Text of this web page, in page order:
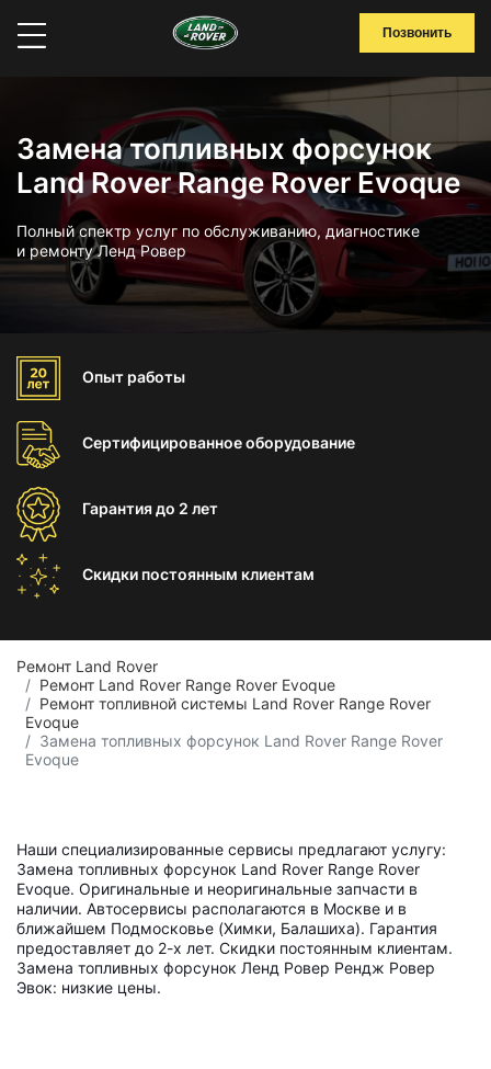
Позвонить
Замена топливных форсунок
Land Rover Range Rover Evoque
Полный спектр услуг по обслуживанию, диагностике
и ремонту Ленд Ровер
Опыт работы
Сертифицированноеоборудование
Гарантиядо 2 лет
Скидки постоянным клиентам
Ремонт Land Rover
Ремонт Land Rover Range Rover Evoque
Ремонт топливной системы Land Rover Range Rover
Evoque
Замена топливных форсунок Land Rover Range Rover
Evoque
Наши специализированные сервисы предлагают услугу:
Замена топливных форсунок Land Rover Range Rover
Evoque. Оригинальные и неоригинальные запчасти в
наличии. Автосервисы располагаются в Москве и в
ближайшем Подмосковье (Химки, Балашиха). Гарантия
предоставляет до 2-х лет. Скидки постоянным клиентам.
Замена топливных форсунок Ленд Ровер Рендж Ровер
Эвок: низкие цены.